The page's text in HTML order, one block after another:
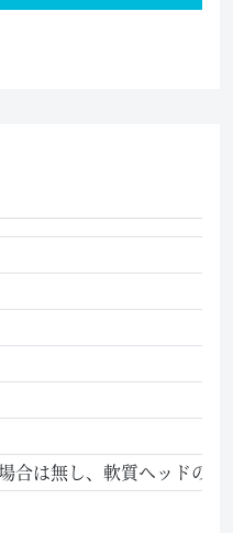
合は無し、軟質ヘッドの